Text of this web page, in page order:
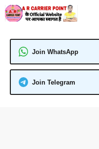
Skip
to
Join WhatsApp
Join Telegram